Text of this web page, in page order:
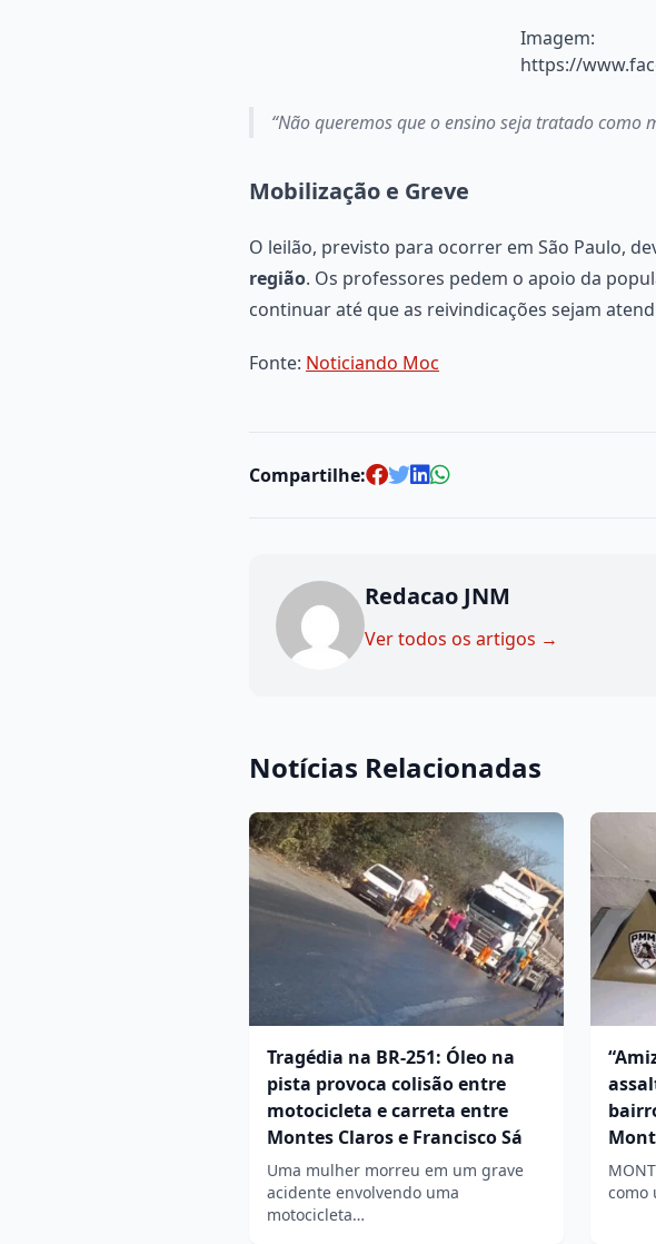
Imagem:
https://
“Não queremos que o ensino seja tratado
Mobilização e Greve
O leilão, previsto para ocorrer em São Paulo,
região. Os professores pedem o apoio da
continuar até que as reivindicações sejam
Fonte: Noticiando Moc
Compartilhe:
Redacao JNM
Ver todos os artigos →
Notícias Relacionadas
Tragédia na BR-251: Óleo na
pista provoca colisão entre
motocicleta e carreta entre
Montes Claros e Francisco Sá
Uma mulher morreu em um grave
acidente envolvendo uma
motocicleta…
como